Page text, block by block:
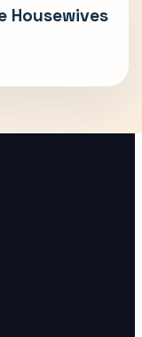
Housewives